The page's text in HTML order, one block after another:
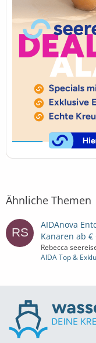
Ähnliche Themen
AIDAnova
Kanaren ab €
Rebecca
AIDA Top &